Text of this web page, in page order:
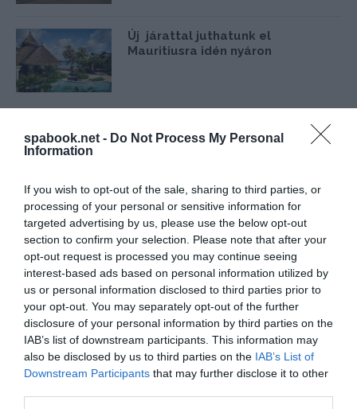
spabook.net - Do Not Process My Personal
Information
If you wish to opt-out of the sale, sharing to third parties, or
processing of your personal or sensitive information for
targeted advertising by us, please use the below opt-out
section to confirm your selection. Please note that after your
opt-out request is processed you may continue seeing
interest-based ads based on personal information utilized by
us or personal information disclosed to third parties prior to
your opt-out. You may separately opt-out of the further
disclosure of your personal information by third parties on the
IAB’s list of downstream participants. This information may
also be disclosed by us to third parties on the IAB’s List of
Downstream Participants that may further disclose it to other
Új járattal juthatunk el
Mauritiusra idén nyáron